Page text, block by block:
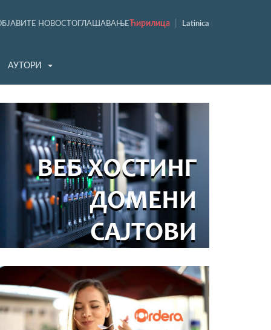
НОВОСТ ОГЛАШАВАЊЕ Ћирилица Latinica
АУТОРИ